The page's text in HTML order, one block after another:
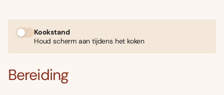
Kookstand
Houd scherm aan tijdens het koken
Bereiding